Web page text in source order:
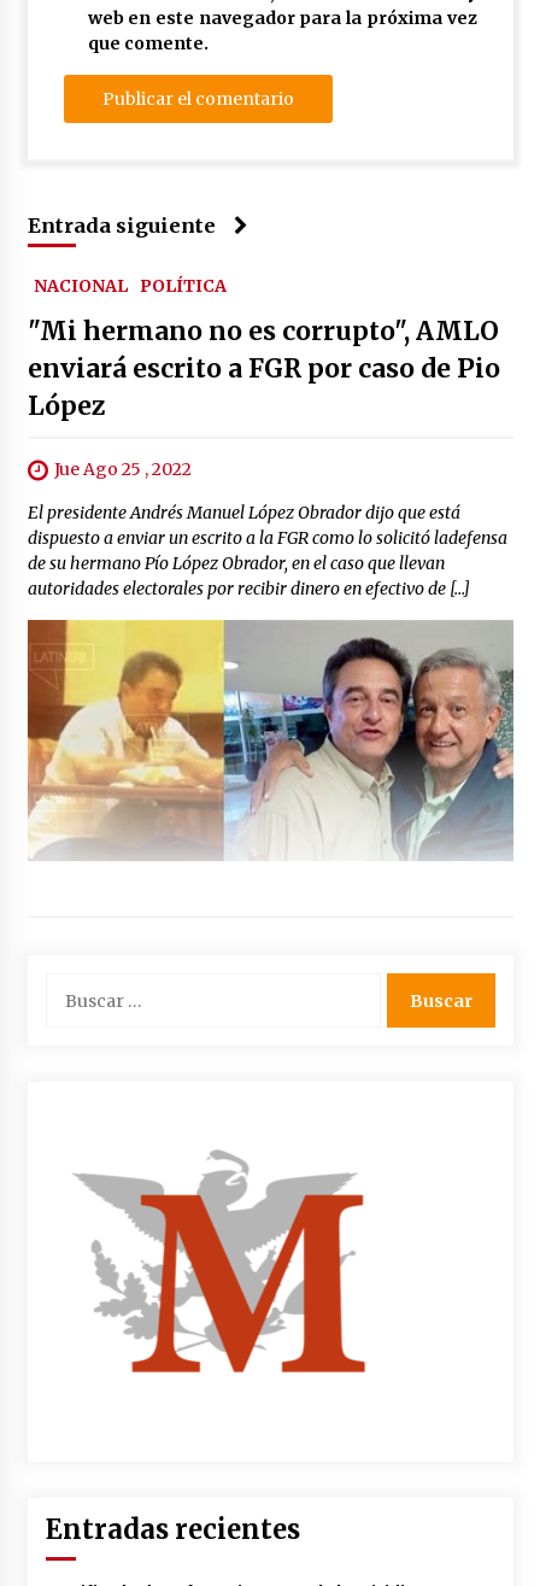
web en este navegador para la próxima vez
que comente.
Entrada siguiente
NACIONAL POLÍTICA
"Mi hermano no es corrupto", AMLO
enviará escrito a FGR por caso de Pio
López
Jue Ago 25 , 2022
El presidente Andrés Manuel López Obrador dijo que está
dispuesto a enviar un escrito a la FGR como lo solicitó ladefensa
de su hermano Pío López Obrador, en el caso que llevan
autoridades electorales por recibir dinero en efectivo de […]
Entradas recientes